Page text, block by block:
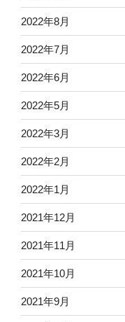
2022年8月
2022年7月
2022年6月
2022年5月
2022年3月
2022年2月
2022年1月
2021年12月
2021年11月
2021年10月
2021年9月